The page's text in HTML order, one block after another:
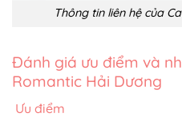
Thông tin liên hệ của
Đánh giá ưu điểm và
Romantic Hải Dương
Ưu điểm